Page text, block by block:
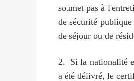
soumet pas à
de sécurité
de séjour ou de
2. Si la nationalité
a été délivré, le